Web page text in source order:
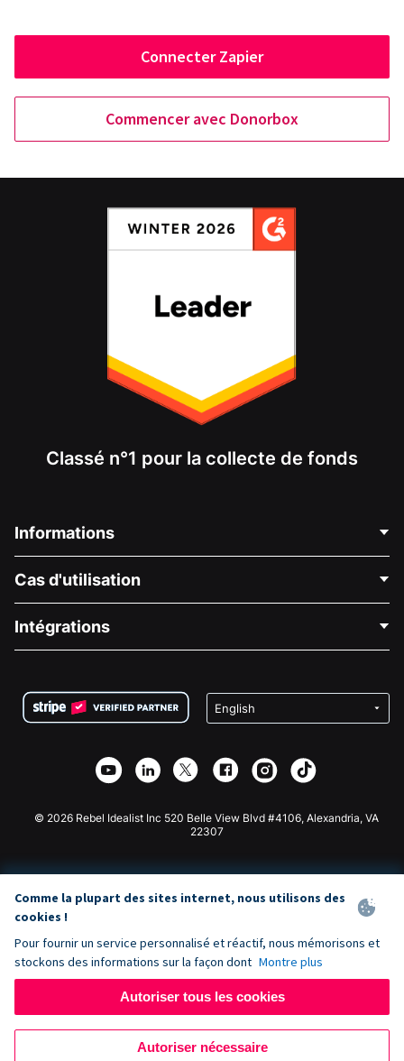
Connecter Zapier
Commencer avec Donorbox
Classé n°1 pour la collecte de fonds
Informations
À propos de nous
Carrières
Confidentialité
Partenariat d'affiliation
Bibliothèque
Cas d'utilisation
Collecte de fonds médicale
Collecte de fonds caritative
Intégrations
Plugin de don Wix
Application de don Webflow
Don Joomla
© 2026 Rebel Idealist Inc 520 Belle View Blvd #4106, Alexandria, VA
22307
Comme la plupart des sites internet, nous utilisons des
cookies !
Pour fournir un service personnalisé et réactif, nous mémorisons et
stockons des informations sur la façon dont Montre plus
Autoriser tous les cookies
Autoriser nécessaire